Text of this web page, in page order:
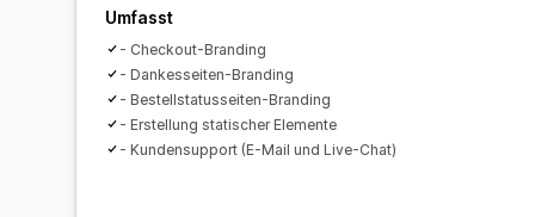
Umfasst
- Checkout-Branding
- Dankesseiten-Branding
- Bestellstatusseiten-Branding
- Erstellung statischer Elemente
- Kundensupport (E-Mail und Live-Chat)